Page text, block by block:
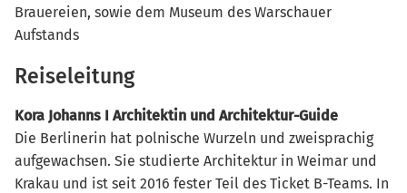
Brauereien, sowie dem Museum des Warschauer
Aufstands
Reiseleitung
Kora Johanns I Architektin und Architektur-Guide
Die Berlinerin hat polnische Wurzeln und zweisprachig
aufgewachsen. Sie studierte Architektur in Weimar und
Krakau und ist seit 2016 fester Teil des Ticket B-Teams. In